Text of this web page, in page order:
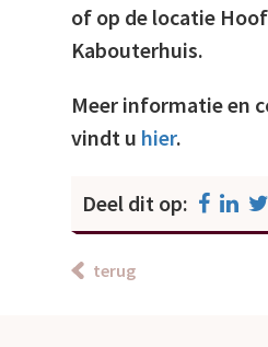
of op de locatie
Kabouterhuis.
Meer informatie en
vindt u hier.
Deel dit op:
terug